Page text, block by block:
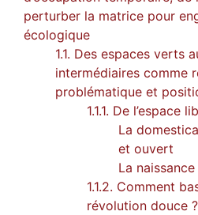
perturber la matrice pour
écologique
1.1. Des espaces verts
intermédiaires comme
problématique et
1.1.1. De l’espace
La
et ouvert
La naissance
1.1.2. Comment
révolution douce ?